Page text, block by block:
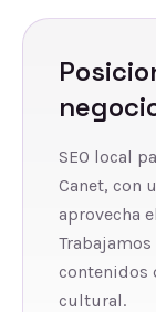
SEO local
Canet, con
aprovecha
contenidos
cultural.